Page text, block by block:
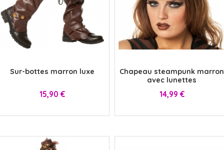
Sur-bottes marron luxe
Prix
15,90 €
Chapeau steampunk marron
avec lunettes
Prix
14,99 €